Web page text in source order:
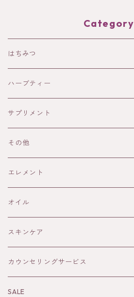
Category
はちみつ
HOLISTETIQUE
HONEY IN THE GARDEN
ANAYA
13Honey
ELIXIR
THE AUTHENTIC HONEY
ハーブティー
サプリメント
その他
書籍
雑貨
メープルシロップ
エレメント
火
土
風
水
オイル
スキンケア
オイル
Sun&Earth 日焼けどめ
カウンセリングサービス
SALE